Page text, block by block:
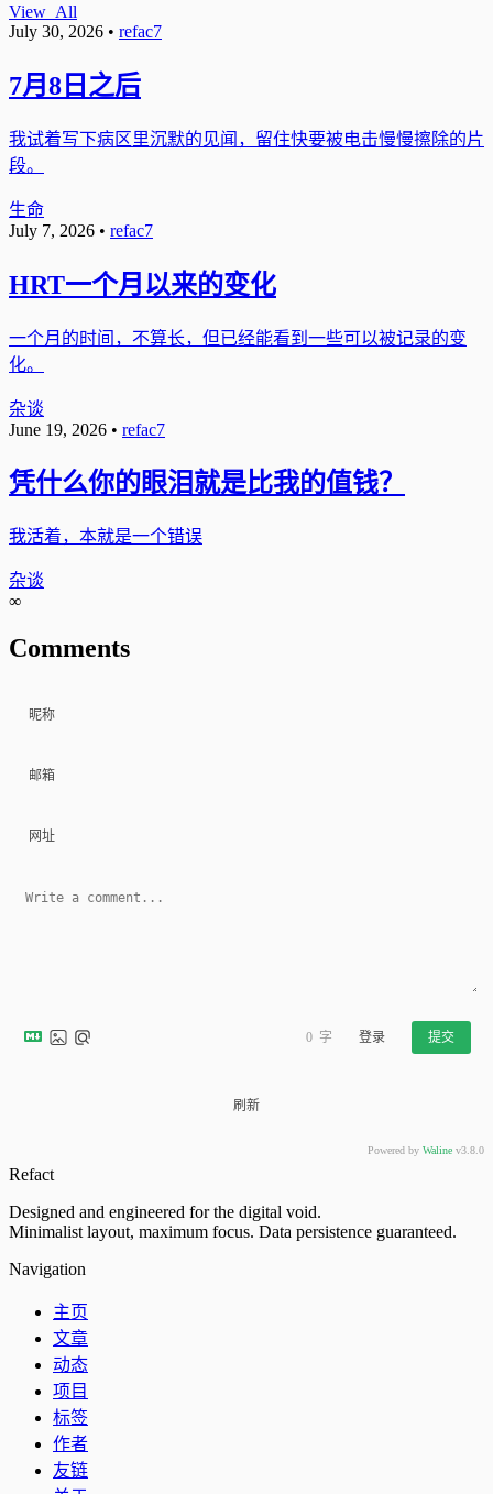
View_All
July 30, 2026 • refac7
7月8日之后
我试着写下病区里沉默的见闻，留住快要被电击慢慢擦除的片
段。
生命
July 7, 2026 • refac7
HRT一个月以来的变化
一个月的时间，不算长，但已经能看到一些可以被记录的变
化。
杂谈
June 19, 2026 • refac7
凭什么你的眼泪就是比我的值钱？
我活着，本就是一个错误
杂谈
∞
Comments
昵称
邮箱
网址
0 字 登录 提交
刷新
Powered by Waline v3.8.0
Refact
Designed and engineered for the digital void.
Minimalist layout, maximum focus. Data persistence guaranteed.
Navigation
主页
文章
动态
项目
标签
作者
友链